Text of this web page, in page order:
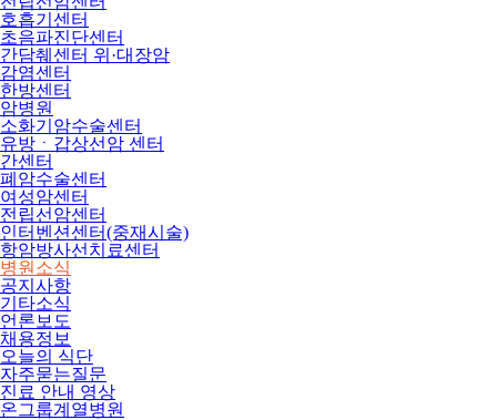
호흡기센터
초음파진단센터
간담췌센터 위·대장암
감염센터
한방센터
암병원
소화기암수술센터
유방ㆍ갑상선암 센터
간센터
폐암수술센터
여성암센터
전립선암센터
인터벤션센터(중재시술)
항암방사선치료센터
병원소식
공지사항
기타소식
언론보도
채용정보
오늘의 식단
자주묻는질문
진료 안내 영상
온그룹계열병원